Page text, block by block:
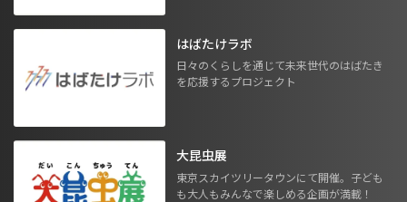
はばたけラボ
日々のくらしを通じて未来世代のはばたき
を応援するプロジェクト
大昆虫展
東京スカイツリータウンにて開催。子ども
も大人もみんなで楽しめる企画が満載！